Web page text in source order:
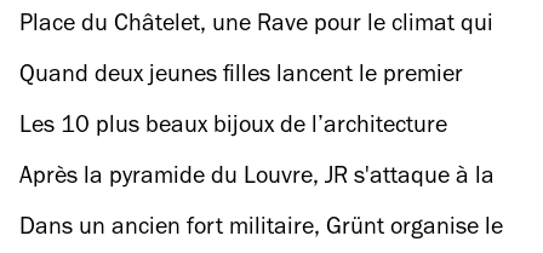
bords de Seine
Place du Châtelet, une Rave pour le climat qui
allie danse, performance et militantisme
écologique
Quand deux jeunes filles lancent le premier
festival israélo-palestinien à Paris
Les 10 plus beaux bijoux de l’architecture
moderne de Paris et sa banlieue
Après la pyramide du Louvre, JR s'attaque à la
façade de l'opéra Garnier !
Dans un ancien fort militaire, Grünt organise le